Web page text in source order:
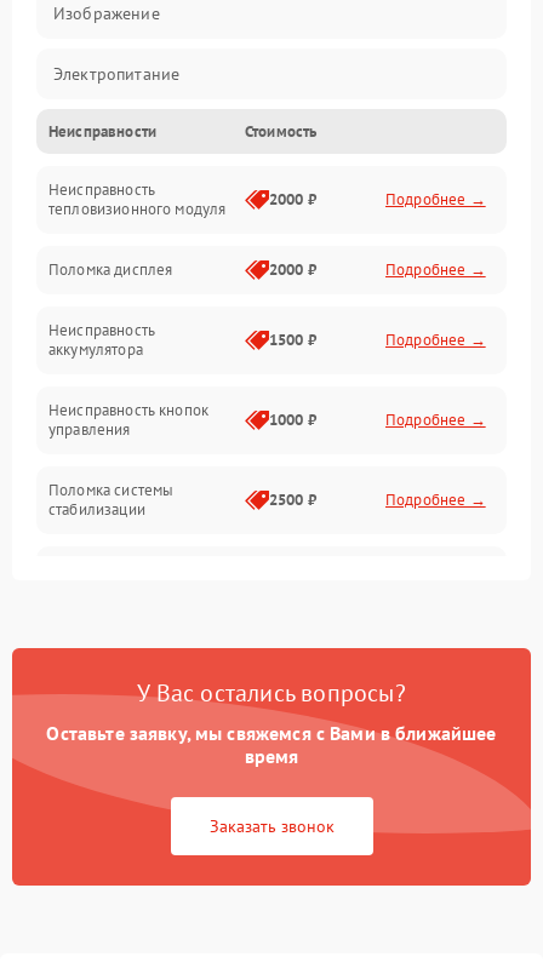
Изображение
Электропитание
Измерения
Матрица
Неисправности Стоимость
Неисправность
тепловизионного модуля
2000 ₽ Подробнее →
Поломка дисплея 2000 ₽ Подробнее →
Неисправность
аккумулятора
1500 ₽ Подробнее →
Неисправность кнопок
управления
1000 ₽ Подробнее →
Поломка системы
стабилизации
2500 ₽ Подробнее →
Неисправность системы
Поломка системы GPS 2000 ₽ Подробнее →
Повреждение системы
защиты от перегрузок
1500 ₽
автоматического
1500 ₽ Подробнее →
У Вас остались вопросы?
Оставьте заявку, мы свяжемся с Вами в ближайшее
время
Заказать звонок